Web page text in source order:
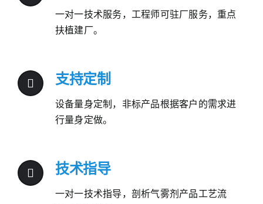
一对一技术服务，工程师可驻厂服务，重点
扶植建厂。
支持定制
设备量身定制，非标产品根据客户的需求进
行量身定做。
技术指导
一对一技术指导，剖析气雾剂产品工艺流